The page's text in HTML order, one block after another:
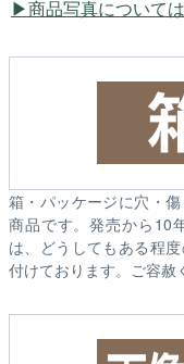
商品写真について
箱・パッケージに穴・
商品です。発売から10
は、どうしてもある程
付けております。ご容赦